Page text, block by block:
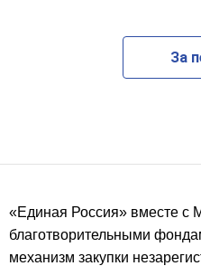
За
«Единая Россия» вместе с
благотворительными
механизм закупки